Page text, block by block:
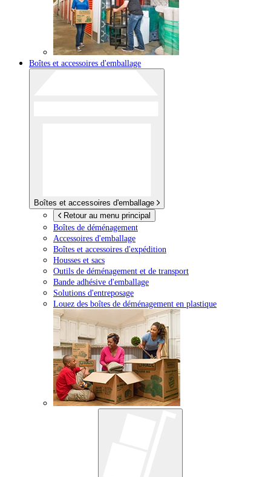
Boîtes et accessoires d'emballage
Boîtes et accessoires d'emballage
Retour au menu principal
Boîtes de déménagement
Accessoires d'emballage
Boîtes et accessoires d'expédition
Housses et sacs
Outils de déménagement et de transport
Bande adhésive d'emballage
Solutions d'entreposage
Louez des boîtes de déménagement en plastique